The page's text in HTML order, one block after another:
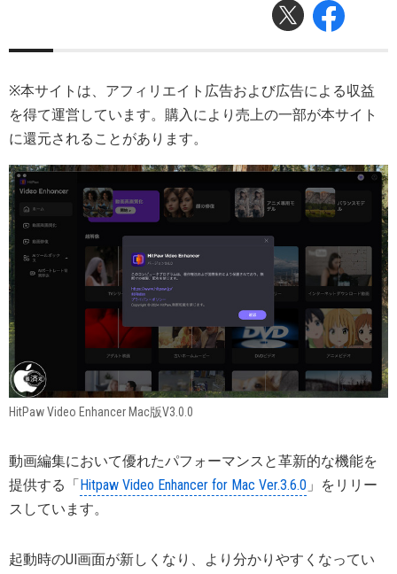
※本サイトは、アフィリエイト広告および広告による収益
を得て運営しています。購入により売上の一部が本サイト
に還元されることがあります。
HitPaw Video Enhancer Mac版V3.0.0
動画編集において優れたパフォーマンスと革新的な機能を
提供する「 Hitpaw Video Enhancer for Mac Ver.3.6.0 」をリリー
スしています。
起動時のUI画面が新しくなり、より分かりやすくなってい